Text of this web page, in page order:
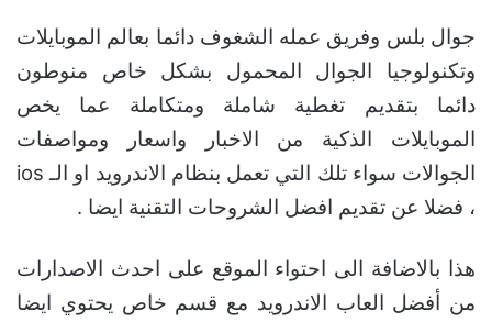
جوال بلس وفريق عمله الشغوف دائما بعالم الموبايلات
وتكنولوجيا الجوال المحمول بشكل خاص منوطون
دائما بتقديم تغطية شاملة ومتكاملة عما يخص
الموبايلات الذكية من الاخبار واسعار ومواصفات
الجوالات سواء تلك التي تعمل بنظام الاندرويد او الـ ios
، فضلا عن تقديم افضل الشروحات التقنية ايضا .
هذا بالاضافة الى احتواء الموقع على احدث الاصدارات
من أفضل العاب الاندرويد مع قسم خاص يحتوي ايضا